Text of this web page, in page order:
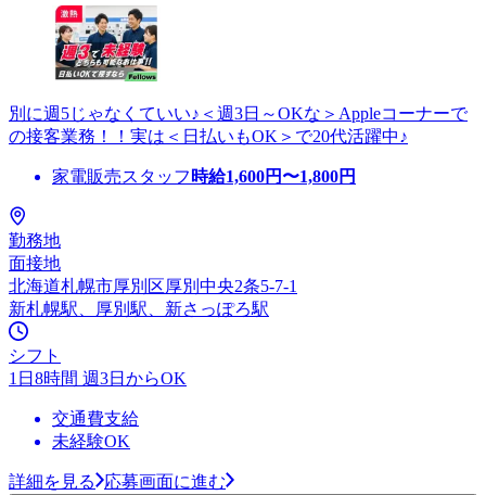
別に週5じゃなくていい♪＜週3日～OKな＞Appleコーナーで
の接客業務！！実は＜日払いもOK＞で20代活躍中♪
家電販売スタッフ 時給1,600円〜1,800円
勤務地
面接地
北海道札幌市厚別区厚別中央2条5-7-1
新札幌駅、厚別駅、新さっぽろ駅
シフト
1日8時間 週3日からOK
交通費支給
未経験OK
詳細を見る 応募画面に進む